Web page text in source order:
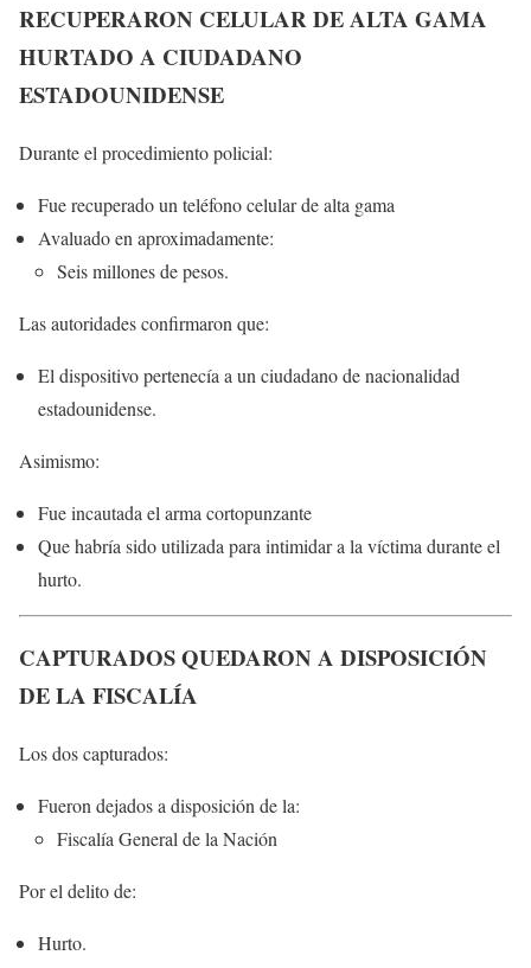
RECUPERARON CELULAR DE ALTA GAMA
HURTADO A CIUDADANO
ESTADOUNIDENSE
Durante el procedimiento policial:
Fue recuperado un teléfono celular de alta gama
Avaluado en aproximadamente:
Seis millones de pesos.
Las autoridades confirmaron que:
El dispositivo pertenecía a un ciudadano de nacionalidad
estadounidense.
Asimismo:
Fue incautada el arma cortopunzante
Que habría sido utilizada para intimidar a la víctima durante el
hurto.
CAPTURADOS QUEDARON A DISPOSICIÓN
DE LA FISCALÍA
Los dos capturados:
Fueron dejados a disposición de la:
Fiscalía General de la Nación
Por el delito de:
Hurto.